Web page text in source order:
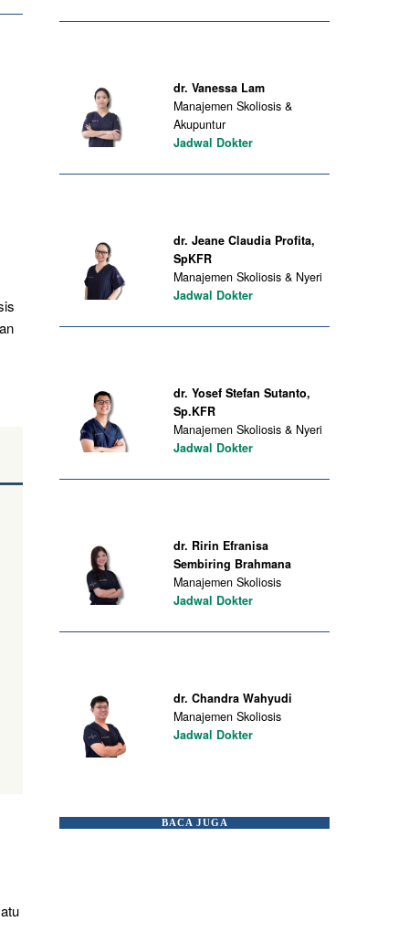
dr. Vanessa Lam
Manajemen Skoliosis &
Akupuntur
Jadwal Dokter
dr. Jeane Claudia Profita,
SpKFR
Manajemen Skoliosis & Nyeri
Jadwal Dokter
dr. Yosef Stefan Sutanto,
Sp.KFR
Manajemen Skoliosis & Nyeri
Jadwal Dokter
dr. Ririn Efranisa
Sembiring Brahmana
Manajemen Skoliosis
Jadwal Dokter
dr. Chandra Wahyudi
Manajemen Skoliosis
Jadwal Dokter
BACA JUGA